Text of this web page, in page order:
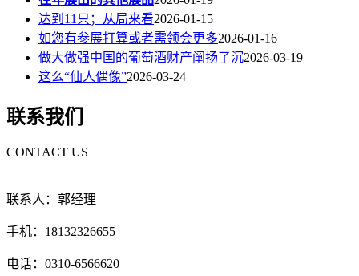
达到11只；从局来看2026-01-15
如您有参展打算或者需领会更多2026-01-16
做大做强中国的葡萄酒财产阐扬了沉2026-03-19
这么“仙人偶像”2026-03-24
联系我们
CONTACT US
联系人：郭经理
手机：18132326655
电话：0310-6566620